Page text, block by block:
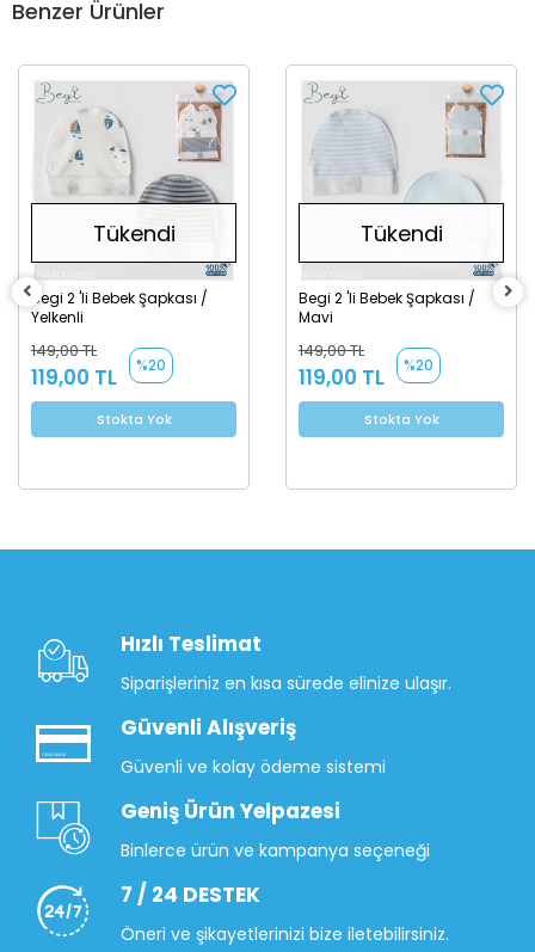
Benzer Ürünler
Tükendi
Begi 2 'li Bebek Şapkası /
Yelkenli
149,00 TL
119,00 TL %20
Stokta Yok
Tükendi
Begi 2 'li Bebek Şapkası /
Mavi
149,00 TL
119,00 TL %20
Stokta Yok
Hızlı Teslimat
Siparişleriniz en kısa sürede elinize ulaşır.
Güvenli Alışveriş
Güvenli ve kolay ödeme sistemi
Geniş Ürün Yelpazesi
Binlerce ürün ve kampanya seçeneği
7 / 24 DESTEK
Öneri ve şikayetlerinizi bize iletebilirsiniz.